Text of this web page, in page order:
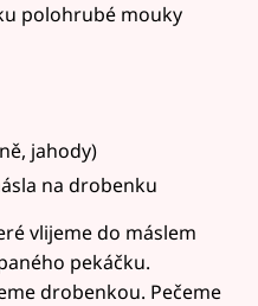
polohrubé mouky
jahody)
na drobenku
vlijeme do máslem
pekáčku.
drobenkou. Pečeme